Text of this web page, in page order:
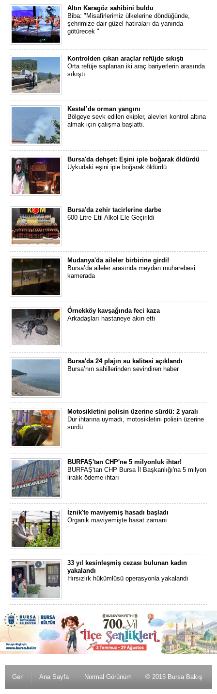
Altın Karagöz sahibini buldu
Biba: "Misafirlerimiz ülkelerine döndüğünde,
şehrimize dair güzel hatıraları da yanında
götürecek "
Kontrolden çıkan araçlar refüjde sıkıştı
Orta refüje saplanan iki araç bariyerlerin arasında
sıkıştı
Kestel’de orman yangını
Bölgeye sevk edilen ekipler, alevleri kontrol altına
almak için çalışma başlattı.
Bursa'da dehşet: Eşini iple boğarak öldürdü
Uykudaki eşini iple boğarak öldürdü
Bursa'da zehir tacirlerine darbe
600 Litre Etil Alkol Ele Geçirildi
Mudanya'da aileler birbirine girdi!
Bursa’da aileler arasında meydan muharebesi
kamerada
Örnekköy kavşağında feci kaza
Arkadaşları hastaneye akın etti
Bursa'da 24 plajın su kalitesi açıklandı
Bursa’nın sahillerinden sevindiren haber
Motosikletini polisin üzerine sürdü: 2 yaralı
Dur ihtarına uymadı, motosikletini polisin üzerine
sürdü
BURFAŞ'tan CHP'ne 5 milyonluk ihtar!
BURFAŞ'tan CHP Bursa İl Başkanlığı'na 5 milyon
liralık ödeme ihtarı
İznik'te maviyemiş hasadı başladı
Organik maviyemişte hasat zamanı
33 yıl kesinleşmiş cezası bulunan kadın
yakalandı
Hırsızlık hükümlüsü operasyonla yakalandı
Geri Ana Sayfa Normal Görünüm © 2015 Bursa Bakış